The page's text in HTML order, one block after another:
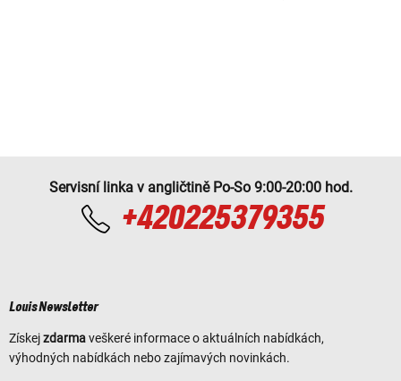
Servisní linka v angličtině Po-So 9:00-20:00 hod.
+420225379355
Louis Newsletter
Získejzdarmaveškeré informace o aktuálních nabídkách,
výhodných nabídkách nebo zajímavých novinkách.